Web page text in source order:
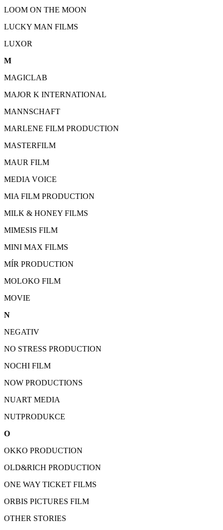
LOOM ON THE MOON
LUCKY MAN FILMS
LUXOR
M
MAGICLAB
MAJOR K INTERNATIONAL
MANNSCHAFT
MARLENE FILM PRODUCTION
MASTERFILM
MAUR FILM
MEDIA VOICE
MIA FILM PRODUCTION
MILK & HONEY FILMS
MIMESIS FILM
MINI MAX FILMS
MÍR PRODUCTION
MOLOKO FILM
MOVIE
N
NEGATIV
NO STRESS PRODUCTION
NOCHI FILM
NOW PRODUCTIONS
NUART MEDIA
NUTPRODUKCE
O
OKKO PRODUCTION
OLD&RICH PRODUCTION
ONE WAY TICKET FILMS
ORBIS PICTURES FILM
OTHER STORIES